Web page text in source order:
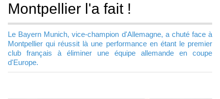
Montpellier l'a fait !
Le Bayern Munich, vice-champion d'Allemagne, a chuté face à
Montpellier qui réussit là une performance en étant le premier
club français à éliminer une équipe allemande en coupe
d'Europe.